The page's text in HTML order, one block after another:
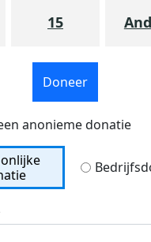
15
Doneer
anonieme donatie